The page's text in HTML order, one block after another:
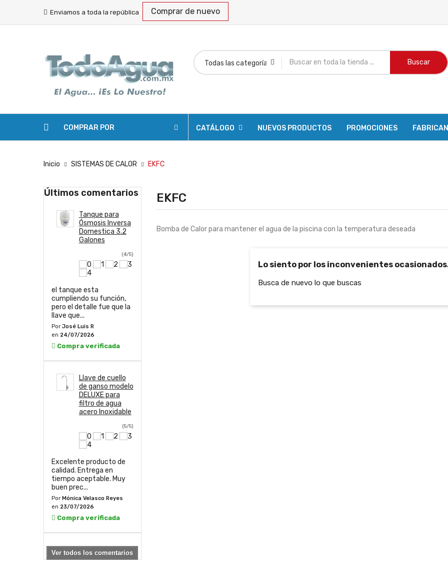
Enviamos a toda la república Comprar de nuevo
Buscar
COMPRAR POR CATÁLOGO NUEVOS PRODUCTOS PROMOCIONES
Inicio SISTEMAS DE CALOR EKFC
Últimos comentarios
Tanque para
Ósmosis Inversa
Domestica 3.2
Galones
(4/5)
el tanque esta
cumpliendo su función,
pero el detalle fue que la
llave que...
Por José Luis R
en 24/07/2026
Compra verificada
Llave de cuello
de ganso modelo
DELUXE para
filtro de agua
acero Inoxidable
(5/5)
Excelente producto de
calidad. Entrega en
tiempo aceptable. Muy
buen prec...
Por Mónica Velasco Reyes
en 23/07/2026
Compra verificada
12 meses para
Ver todos los comentarios
EKFC
Bomba de Calor para mantener el agua de la piscina con la temperatura deseada
Lo siento por los inconvenientes
Busca de nuevo lo que buscas